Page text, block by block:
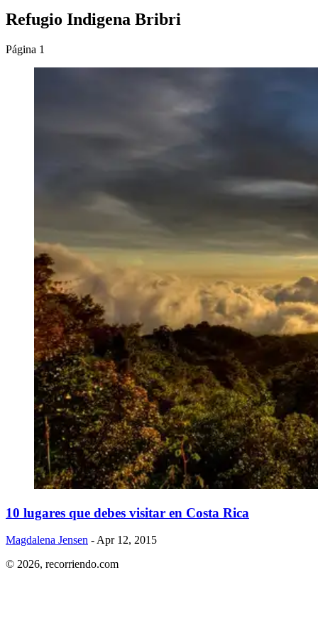
Refugio Indigena Bribri
Página 1
​10 lugares que debes visitar en Costa Rica
Magdalena Jensen - Apr 12, 2015
© 2026, recorriendo.com